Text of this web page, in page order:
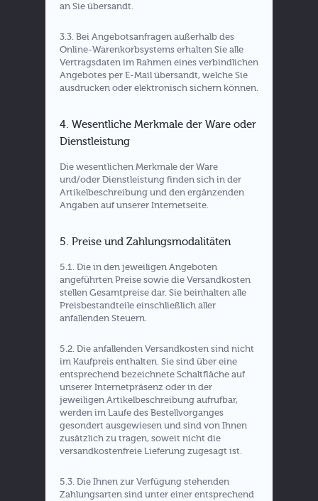
an Sie übersandt.
3.3. Bei Angebotsanfragen außerhalb des
Online-Warenkorbsystems erhalten Sie alle
Vertragsdaten im Rahmen eines verbindlichen
Angebotes per E-Mail übersandt, welche Sie
ausdrucken oder elektronisch sichern können.
4. Wesentliche Merkmale der Ware oder
Dienstleistung
Die wesentlichen Merkmale der Ware
und/oder Dienstleistung finden sich in der
Artikelbeschreibung und den ergänzenden
Angaben auf unserer Internetseite.
5. Preise und Zahlungsmodalitäten
5.1. Die in den jeweiligen Angeboten
angeführten Preise sowie die Versandkosten
stellen Gesamtpreise dar. Sie beinhalten alle
Preisbestandteile einschließlich aller
anfallenden Steuern.
5.2. Die anfallenden Versandkosten sind nicht
im Kaufpreis enthalten. Sie sind über eine
entsprechend bezeichnete Schaltfläche auf
unserer Internetpräsenz oder in der
jeweiligen Artikelbeschreibung aufrufbar,
werden im Laufe des Bestellvorganges
gesondert ausgewiesen und sind von Ihnen
zusätzlich zu tragen, soweit nicht die
versandkostenfreie Lieferung zugesagt ist.
5.3. Die Ihnen zur Verfügung stehenden
Zahlungsarten sind unter einer entsprechend